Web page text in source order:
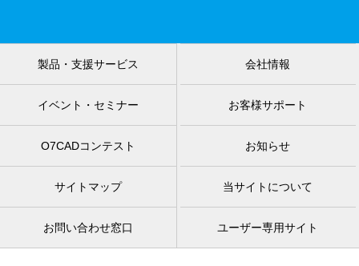
製品・支援サービス 会社情報
イベント・セミナー お客様サポート
O7CADコンテスト お知らせ
サイトマップ 当サイトについて
お問い合わせ窓口 ユーザー専用サイト